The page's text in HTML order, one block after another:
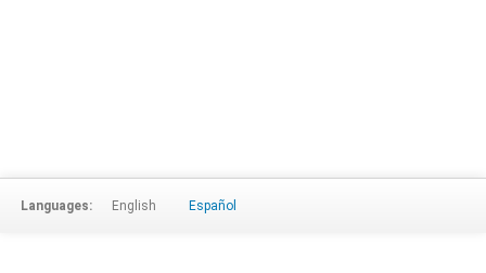
Languages: English Español